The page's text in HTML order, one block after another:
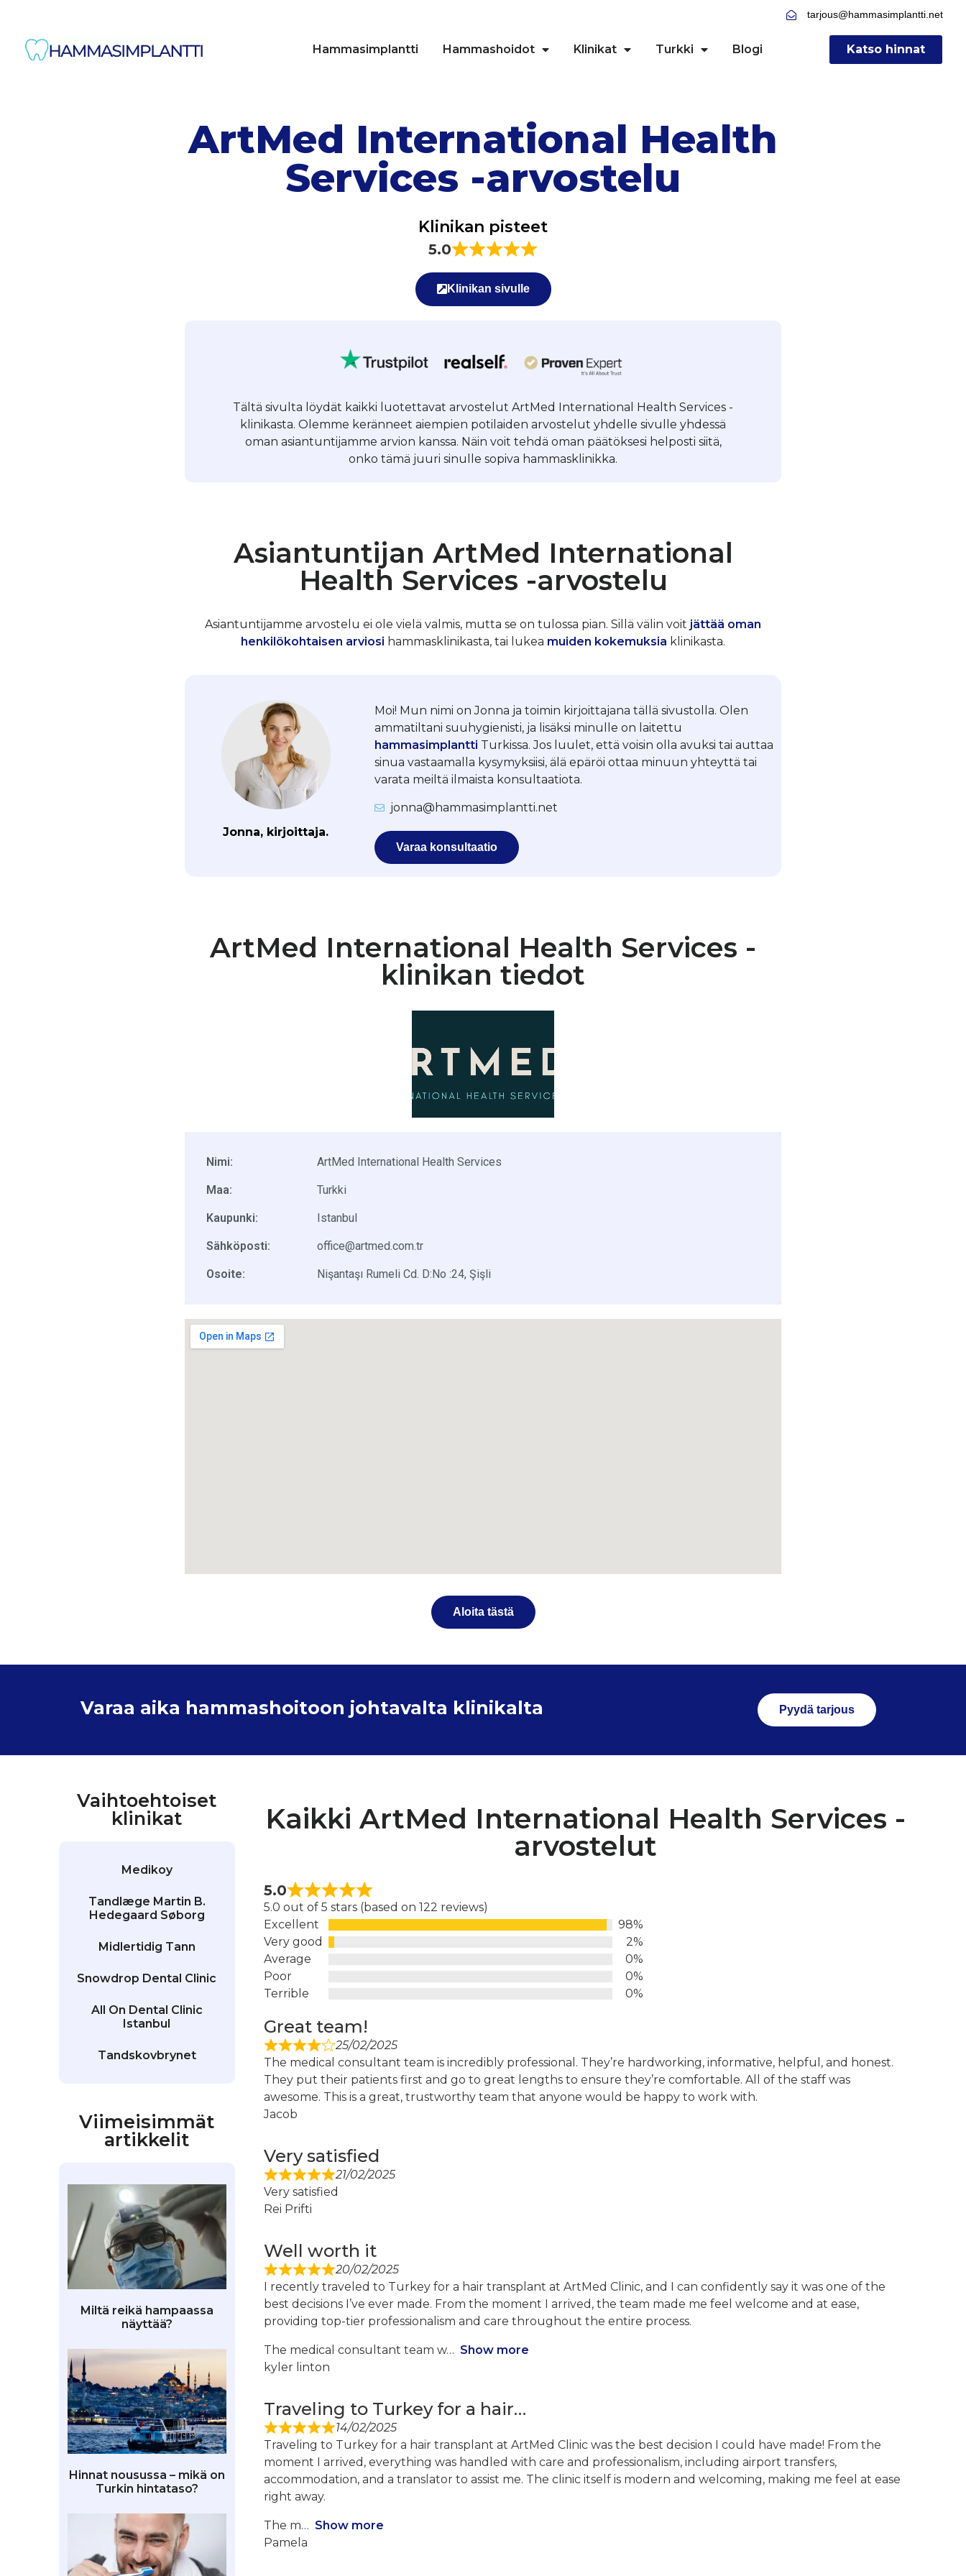
tarjous@hammasimplantti.net
Hammasimplantti Hammashoidot Klinikat Turkki Blogi Katso hinnat
ArtMed International Health
Services -arvostelu
Klinikan pisteet
5.0
Klinikan sivulle
Tältä sivulta löydät kaikki luotettavat arvostelut ArtMed International Health Services -
klinikasta. Olemme keränneet aiempien potilaiden arvostelut yhdelle sivulle yhdessä
oman asiantuntijamme arvion kanssa. Näin voit tehdä oman päätöksesi helposti siitä,
onko tämä juuri sinulle sopiva hammasklinikka.
Asiantuntijan ArtMed International
Health Services -arvostelu
Asiantuntijamme arvostelu ei ole vielä valmis, mutta se on tulossa pian. Sillä välin voit jättää oman
henkilökohtaisen arviosi hammasklinikasta, tai lukea muiden kokemuksia klinikasta.
Jonna, kirjoittaja.
Moi! Mun nimi on Jonna ja toimin kirjoittajana tällä sivustolla. Olen
ammatiltani suuhygienisti, ja lisäksi minulle on laitettu
hammasimplantti Turkissa. Jos luulet, että voisin olla avuksi tai auttaa
sinua vastaamalla kysymyksiisi, älä epäröi ottaa minuun yhteyttä tai
varata meiltä ilmaista konsultaatiota.
jonna@hammasimplantti.net
Varaa konsultaatio
ArtMed International Health Services -
klinikan tiedot
Nimi:
Maa:
Kaupunki:
Sähköposti:
Osoite:
ArtMed International Health Services
Turkki
Istanbul
office@artmed.com.tr
Nişantaşı Rumeli Cd. D:No :24, Şişli
Aloita tästä
Varaa aika hammashoitoon johtavalta klinikalta Pyydä tarjous
Vaihtoehtoiset
klinikat
Medikoy
Tandlæge Martin B.
Hedegaard Søborg
Midlertidig Tann
Snowdrop Dental Clinic
All On Dental Clinic
Istanbul
Tandskovbrynet
Viimeisimmät
artikkelit
Miltä reikä hampaassa
näyttää?
Hinnat nousussa – mikä on
Turkin hintataso?
Kaikki ArtMed International Health Services -
arvostelut
5.0
5.0 out of 5 stars (based on 122 reviews)
Excellent
98%
Very good
2%
Average
0%
Poor
0%
Terrible
0%
Great team!
25/02/2025
The medical consultant team is incredibly professional. They’re hardworking, informative, helpful, and honest.
They put their patients first and go to great lengths to ensure they’re comfortable. All of the staff was
awesome. This is a great, trustworthy team that anyone would be happy to work with.
Jacob
Very satisfied
21/02/2025
Very satisfied
Rei Prifti
Well worth it
20/02/2025
I recently traveled to Turkey for a hair transplant at ArtMed Clinic, and I can confidently say it was one of the
best decisions I’ve ever made. From the moment I arrived, the team made me feel welcome and at ease,
providing top-tier professionalism and care throughout the entire process.
The medical consultant team w
Show more
kyler linton
Traveling to Turkey for a hair…
14/02/2025
Traveling to Turkey for a hair transplant at ArtMed Clinic was the best decision I could have made! From the
moment I arrived, everything was handled with care and professionalism, including airport transfers,
accommodation, and a translator to assist me. The clinic itself is modern and welcoming, making me feel at ease
right away.
The m
Show more
Pamela